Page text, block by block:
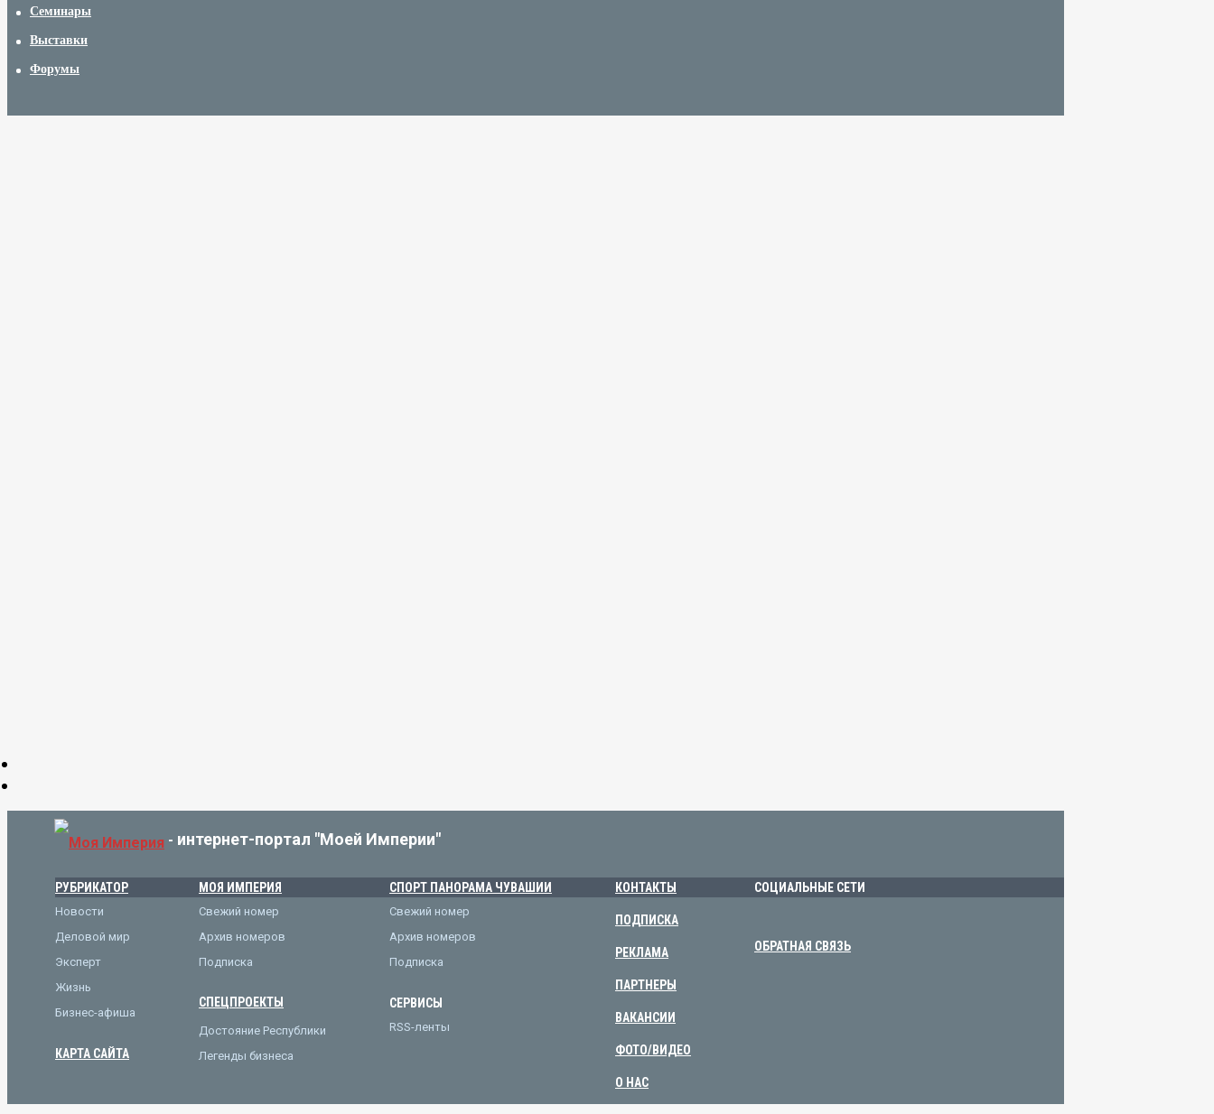
Семинары
Выставки
Форумы
- интернет-портал "Моей Империи"
РУБРИКАТОР
Новости
Деловой мир
Эксперт
Жизнь
Бизнес-афиша
КАРТА САЙТА
МОЯ ИМПЕРИЯ
Свежий номер
Архив номеров
Подписка
СПЕЦПРОЕКТЫ
Достояние Республики
Легенды бизнеса
СПОРТ ПАНОРАМА ЧУВАШИИ
Свежий номер
Архив номеров
Подписка
СЕРВИСЫ
RSS-ленты
КОНТАКТЫ
ПОДПИСКА
РЕКЛАМА
ПАРТНЕРЫ
ВАКАНСИИ
ФОТО/ВИДЕО
О НАС
СОЦИАЛЬНЫЕ СЕТИ
ОБРАТНАЯ СВЯЗЬ